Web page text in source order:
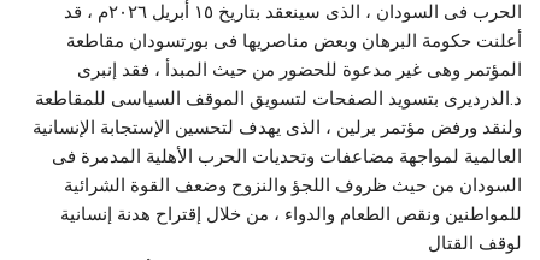
الحرب فى السودان ، الذى سينعقد بتاريخ ١٥ أبريل ٢٠٢٦م ، قد
أعلنت حكومة البرهان وبعض مناصريها فى بورتسودان مقاطعة
المؤتمر وهى غير مدعوة للحضور من حيث المبدأ ، فقد إنبرى
د.الدرديرى بتسويد الصفحات لتسويق الموقف السياسى للمقاطعة
ولنقد ورفض مؤتمر برلين ، الذى يهدف لتحسين الإستجابة الإنسانية
العالمية لمواجهة مضاعفات وتحديات الحرب الأهلية المدمرة فى
السودان من حيث ظروف اللجؤ والنزوح وضعف القوة الشرائية
للمواطنين ونقص الطعام والدواء ، من خلال إقتراح هدنة إنسانية
لوقف القتال